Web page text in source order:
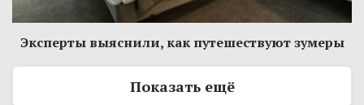
Эксперты выяснили, как путешествуют зумеры
Показать ещё